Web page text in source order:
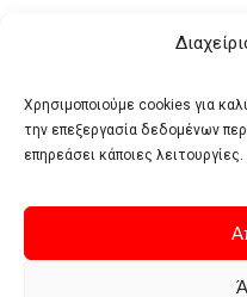
Χρησιμοποιούμε cookies για
την επεξεργασία δεδομένων
επηρεάσει κάποιες λειτουργίες.
Πολυτέλεια δεν είναι το